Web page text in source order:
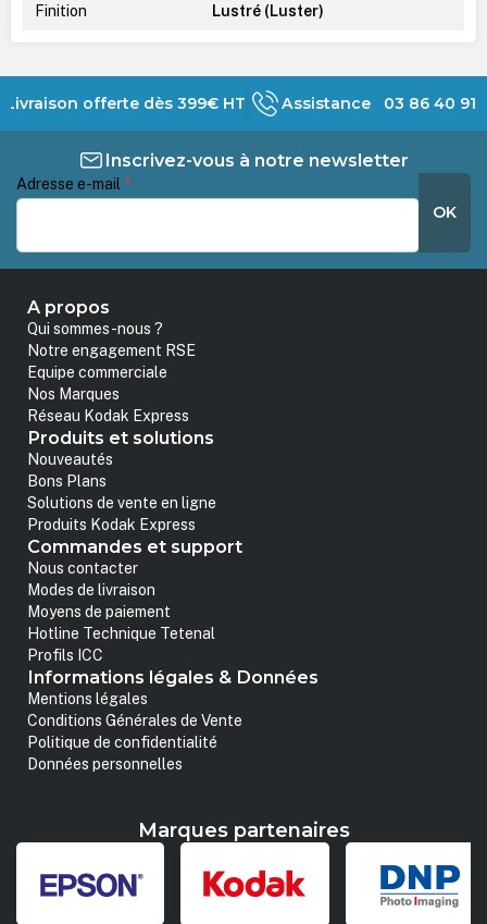
Finition Lustré (Luster)
Livraison offerte dès 399€ HT Assistance 03 86 40 91
Inscrivez-vous à notre newsletter
Adresse e-mail *
OK
A propos
Qui sommes-nous ?
Notre engagement RSE
Equipe commerciale
Nos Marques
Réseau Kodak Express
Produits et solutions
Nouveautés
Bons Plans
Solutions de vente en ligne
Produits Kodak Express
Commandes et support
Nous contacter
Modes de livraison
Moyens de paiement
Hotline Technique Tetenal
Profils ICC
Informations légales & Données
Mentions légales
Conditions Générales de Vente
Politique de confidentialité
Données personnelles
Marques partenaires